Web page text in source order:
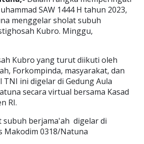
SAW 1444 H tahun 2023,
menggelar sholat subuh
Kubro. Minggu,
Kubro yang turut diikuti oleh
Forkompinda, masyarakat, dan
ini digelar di Gedung Aula
secara virtual bersama Kasad
RI.
subuh berjama'ah digelar di
Makodim 0318/Natuna